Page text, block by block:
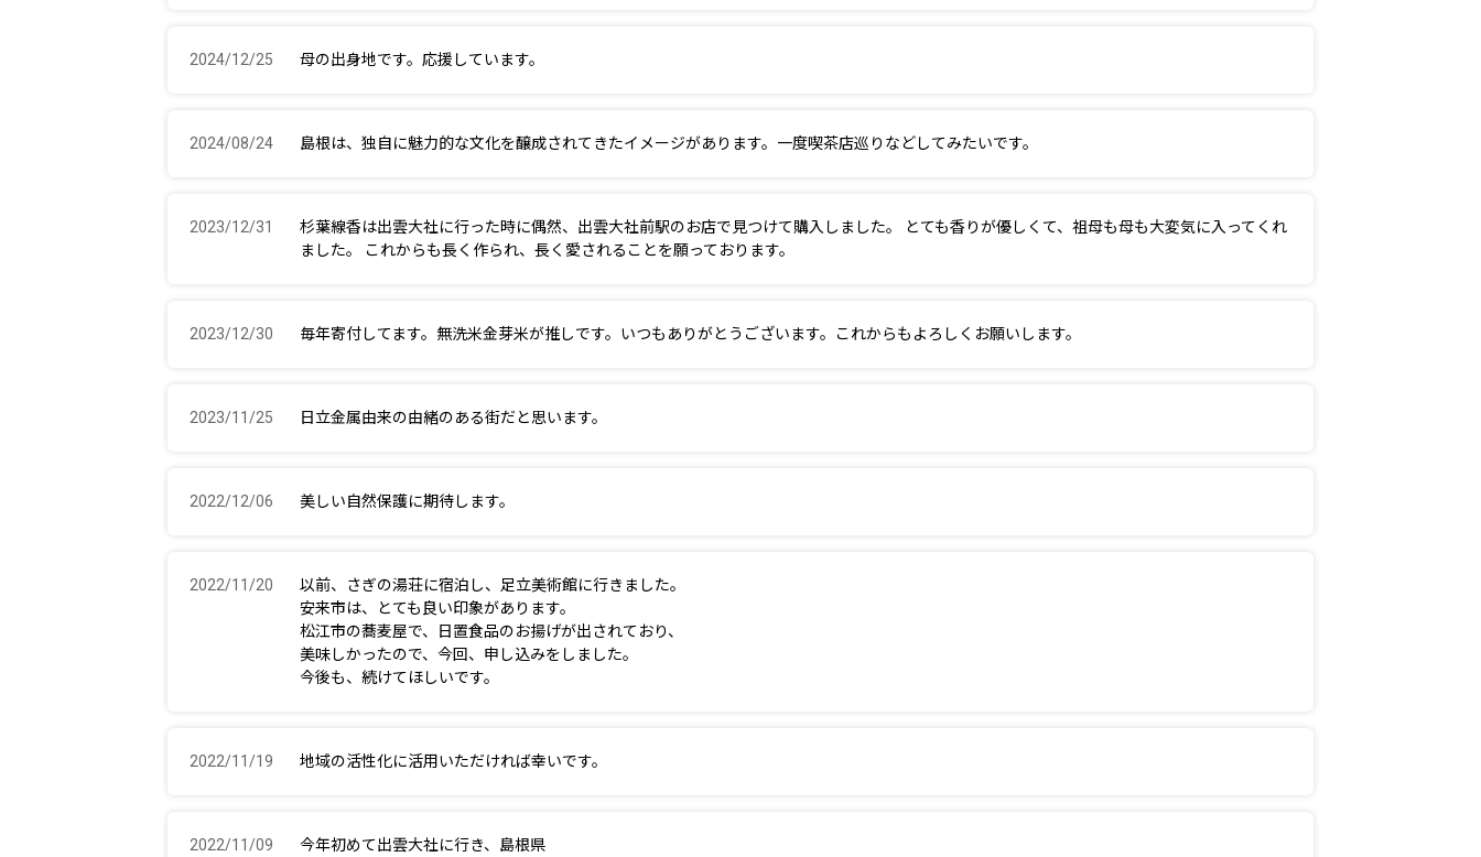
2024/12/25 母の出身地です。応援しています。
2024/08/24 島根は、独自に魅力的な文化を醸成されてきたイメージがあります。一度喫茶店巡りなどしてみたいです。
2023/12/31
杉葉線香は出雲大社に行った時に偶然、出雲大社前駅のお店で見つけて購入しました。 とても香りが優しくて、祖母も母も大変気に入ってくれ
ました。 これからも長く作られ、長く愛されることを願っております。
2023/12/30 毎年寄付してます。無洗米金芽米が推しです。いつもありがとうございます。これからもよろしくお願いします。
2023/11/25 日立金属由来の由緒のある街だと思います。
2022/12/06 美しい自然保護に期待します。
2022/11/20
以前、さぎの湯荘に宿泊し、足立美術館に行きました。
安来市は、とても良い印象があります。
松江市の蕎麦屋で、日置食品のお揚げが出されており、
美味しかったので、今回、申し込みをしました。
今後も、続けてほしいです。
2022/11/19 地域の活性化に活用いただければ幸いです。
2022/11/09
今年初めて出雲大社に行き、島根県